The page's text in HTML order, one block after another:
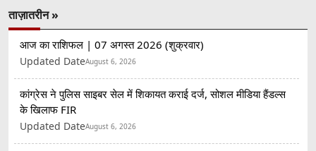
ताज़ातरीन »
आज का राशिफल | 07 अगस्त 2026 (शुक्रवार)
Updated DateAugust 6, 2026
कांग्रेस ने पुलिस साइबर सेल में शिकायत कराई दर्ज, सोशल मीडिया हैंडल्स
के खिलाफ FIR
Updated DateAugust 6, 2026